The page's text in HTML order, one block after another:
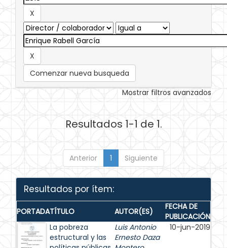
Comenzar nueva busqueda
Mostrar filtros avanzados
Resultados 1-1 de 1.
Anterior 1 Siguiente
Resultados por ítem:
PORTADATÍTULO AUTOR(ES)
FECHA DE
PUBLICACIÓN
La pobreza
estructural y las
Luis Antonio
Ernesto Daza
10-jun-2019